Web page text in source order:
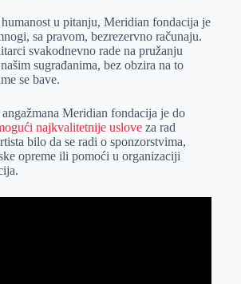
u pitanju, Meridian fondacija je
sa pravom, bezrezervno računaju.
svakodnevno rade na pružanju
sugrađanima, bez obzira na to
se bave.
Meridian fondacija je do
najkvalitetnije usloveza rad
bilo da se radi o sponzorstvima,
opreme ili pomoći u organizaciji